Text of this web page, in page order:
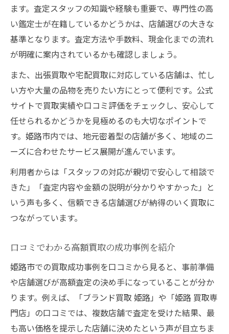
ます。査定スタッフの知識や経験も重要で、専門性の高
い鑑定士が在籍しているかどうかは、店舗選びの大きな
基準となります。査定方法や手数料、現金化までの流れ
が明確に案内されているかも確認しましょう。
また、出張買取や宅配買取に対応している店舗は、忙し
い方や大量の品物を売りたい方にとって便利です。公式
サイトで買取実績や口コミ評価をチェックし、安心して
任せられるかどうかを見極めるのも大切なポイントで
す。姫路市内では、地元密着型の店舗が多く、地域のニ
ーズに合わせたサービス展開が進んでいます。
利用者からは「スタッフの対応が親切で安心して相談で
きた」「査定内容や金額の説明が分かりやすかった」と
いう声も多く、信頼できる店舗選びが納得のいく買取に
つながっています。
口コミでわかる高額買取の成功事例を紹介
姫路市での買取成功事例を口コミから見ると、事前準備
や店舗選びが高額査定の決め手になっていることが分か
ります。例えば、「ブランド買取 姫路」や「姫路 買取専
門店」の口コミでは、複数店舗で査定を受けた結果、最
も高い価格を提示した店舗に決めたという声が目立ちま